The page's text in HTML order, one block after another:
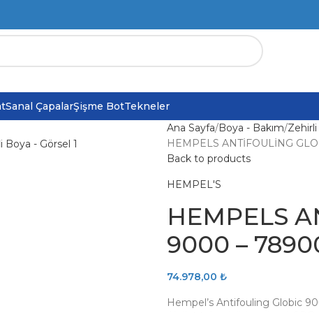
Sanal ÇapalarŞişme BotTekneler
Ana Sayfa Boya - Bakım
HEMPELS ANTİFOULİNG
Back to products
HEMPEL'S
HEMPELS
9000 –
74.978,00 ₺
Hempel’s Antifouling Globic